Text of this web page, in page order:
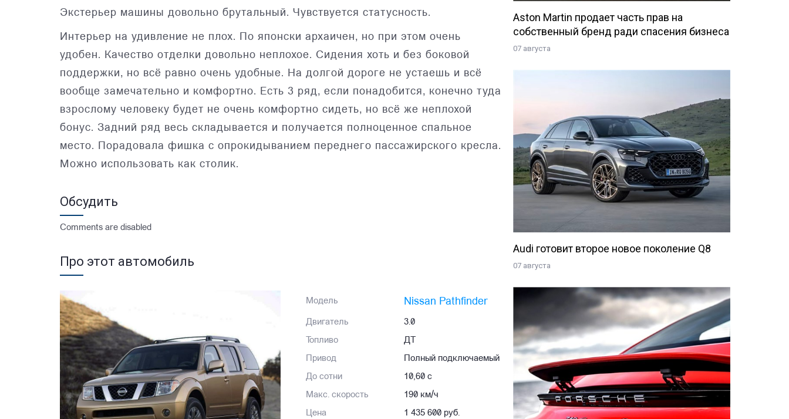
Экстерьер машины довольно брутальный. Чувствуется статусность.
Интерьер на удивление не плох. По японски архаичен, но при этом очень
удобен. Качество отделки довольно неплохое. Сидения хоть и без боковой
поддержки, но всё равно очень удобные. На долгой дороге не устаешь и всё
вообще замечательно и комфортно. Есть 3 ряд, если понадобится, конечно туда
взрослому человеку будет не очень комфортно сидеть, но всё же неплохой
бонус. Задний ряд весь складывается и получается полноценное спальное
место. Порадовала фишка с опрокидыванием переднего пассажирского кресла.
Можно использовать как столик.
Обсудить
Comments are disabled
Про этот автомобиль
Модель Nissan Pathfinder
Двигатель 3.0
Топливо ДТ
Привод Полный подключаемый
До сотни 10,60 с
Макс. скорость 190 км/ч
Цена 1 435 600 руб.
Aston Martin продает часть прав на
собственный бренд ради спасения бизнеса
07 августа
Audi готовит второе новое поколение Q8
07 августа